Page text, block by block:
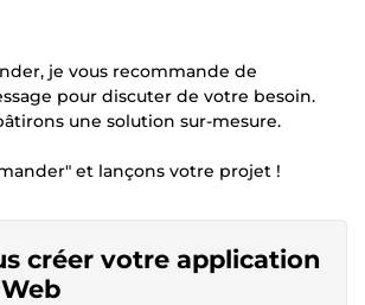
je vous recommande de
pour discuter de votre besoin.
une solution sur-mesure.
et lançons votre projet !
créer votre application